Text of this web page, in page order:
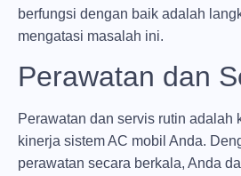
berfungsi dengan baik adalah
mengatasi masalah ini.
Perawatan dan
Perawatan dan servis rutin adalah
kinerja sistem AC mobil Anda.
perawatan secara berkala, Anda